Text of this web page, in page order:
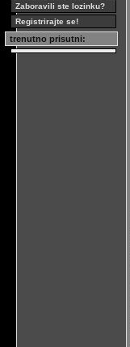
Zaboravili ste lozinku?
Registrirajte se!
trenutno prisutni: